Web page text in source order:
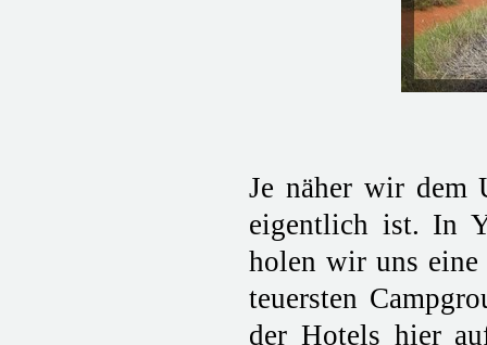
Je näher wir dem
eigentlich ist. In
holen wir uns eine
teuersten
der Hotels hier